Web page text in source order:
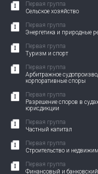
Первая группа
Сельское хозяйство
Первая группа
Энергетика и природные
Первая группа
Туризм и спорт
Первая группа
Арбитражное
корпоративные споры
Первая группа
Разрешение споров в
юрисдикции
Первая группа
Частный капитал
Первая группа
Строительство и
Первая группа
Финансовый и банковский